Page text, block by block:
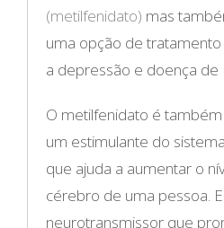
(metilfenidato) mas
uma opção de
a depressão e doença de
O metilfenidato é
um estimulante do
que ajuda a aumentar o
cérebro de uma pessoa.
neurotransmissor que